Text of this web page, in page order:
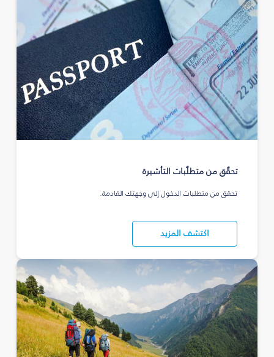
تحقّق من متطلّبات التأشيرة
تحقق من متطلبات الدخول إلى وجهتك القادمة.
اكتشف المزيد